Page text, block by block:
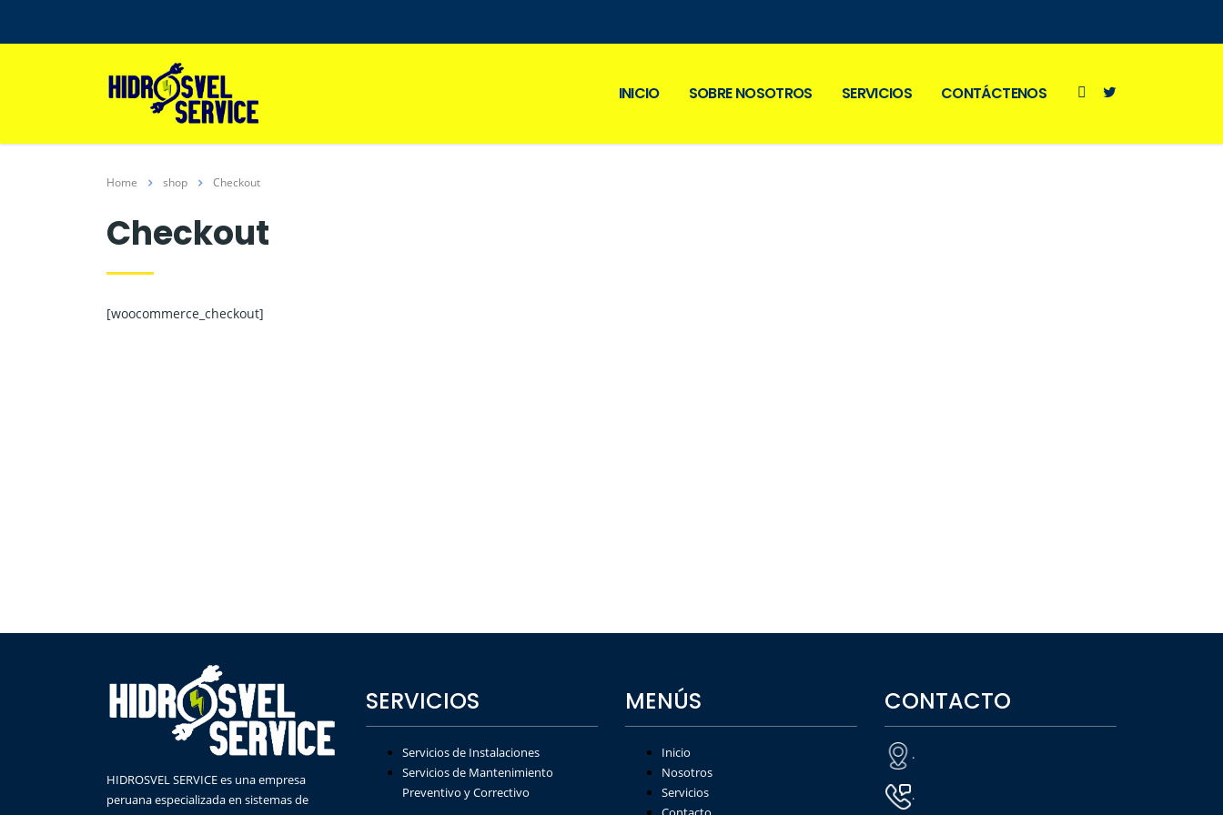
INICIO SOBRE NOSOTROS SERVICIOS CONTÁCTENOS
Home shop Checkout
Checkout
[woocommerce_checkout]
HIDROSVEL SERVICE es una empresa
peruana especializada en sistemas de
SERVICIOS
Servicios de Instalaciones
Servicios de Mantenimiento
Preventivo y Correctivo
MENÚS
Inicio
Nosotros
Servicios
CONTACTO
.
.